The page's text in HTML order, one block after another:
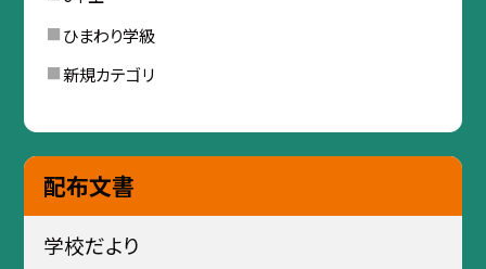
ひまわり学級
新規カテゴリ
配布文書
学校だより